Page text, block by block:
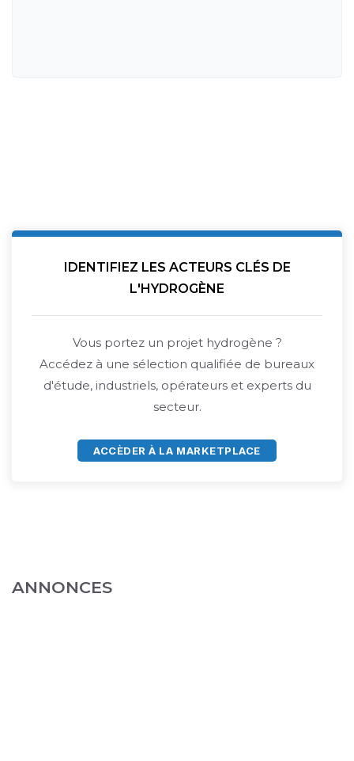
IDENTIFIEZ LES ACTEURS CLÉS DE
L'HYDROGÈNE
Vous portez un projet hydrogène ?
Accédez à une sélection qualifiée de bureaux
d'étude, industriels, opérateurs et experts du
secteur.
ACCÈDER À LA MARKETPLACE
ANNONCES